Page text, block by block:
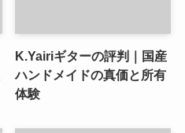
K.Yairiギターの評判｜国産
ハンドメイドの真価と所有
体験